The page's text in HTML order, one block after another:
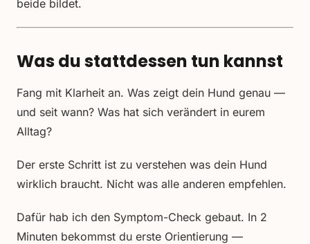
beide bildet.
Was du stattdessen tun kannst
Fang mit Klarheit an. Was zeigt dein Hund genau —
und seit wann? Was hat sich verändert in eurem
Alltag?
Der erste Schritt ist zu verstehen was dein Hund
wirklich braucht. Nicht was alle anderen empfehlen.
Dafür hab ich den Symptom-Check gebaut. In 2
Minuten bekommst du erste Orientierung —